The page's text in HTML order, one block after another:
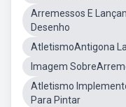
Arremessos E
Desenho
AtletismoAntigona
Imagem
Atletismo
Para Pintar